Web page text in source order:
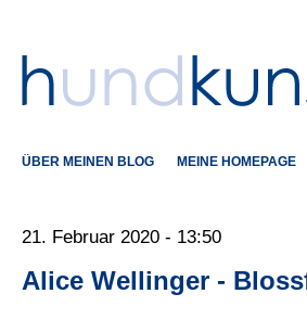
ÜBER MEINEN BLOG MEINE HOMEPAGE
21. Februar 2020 - 13:50
Alice Wellinger -